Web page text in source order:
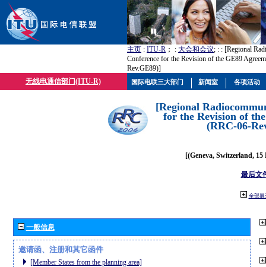
主页 : ITU-R ； : 大会和会议; : : [Regional
Conference for the Revision of the GE89
Rev.GE89)]
无线电通信部门(ITU-R)
[Regional
for the Revision of
(RRC-06-
[(Geneva, Switzerland, 15
最后文
全部展
一般信息
邀请函、注册和其它函件
[Member States from the planning area]
国际电联三大部门 新闻室 各项活动